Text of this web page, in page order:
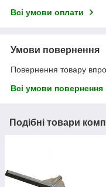
Всі умови оплати
Умови повернення
Повернення товару
Всі умови повернення
Подібні товари